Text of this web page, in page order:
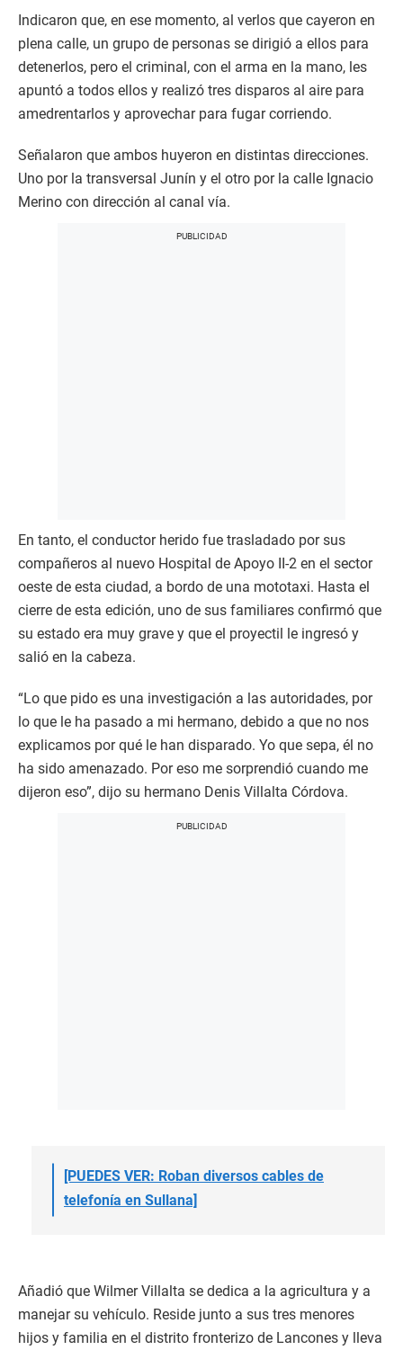
Indicaron que, en ese momento, al verlos que cayeron en
plena calle, un grupo de personas se dirigió a ellos para
detenerlos, pero el criminal, con el arma en la mano, les
apuntó a todos ellos y realizó tres disparos al aire para
amedrentarlos y aprovechar para fugar corriendo.
Señalaron que ambos huyeron en distintas direcciones.
Uno por la transversal Junín y el otro por la calle Ignacio
Merino con dirección al canal vía.
En tanto, el conductor herido fue trasladado por sus
compañeros al nuevo Hospital de Apoyo II-2 en el sector
oeste de esta ciudad, a bordo de una mototaxi. Hasta el
cierre de esta edición, uno de sus familiares confirmó que
su estado era muy grave y que el proyectil le ingresó y
salió en la cabeza.
“Lo que pido es una investigación a las autoridades, por
lo que le ha pasado a mi hermano, debido a que no nos
explicamos por qué le han disparado. Yo que sepa, él no
ha sido amenazado. Por eso me sorprendió cuando me
dijeron eso”, dijo su hermano Denis Villalta Córdova.
[PUEDES VER: Roban diversos cables de
telefonía en Sullana]
Añadió que Wilmer Villalta se dedica a la agricultura y a
manejar su vehículo. Reside junto a sus tres menores
hijos y familia en el distrito fronterizo de Lancones y lleva